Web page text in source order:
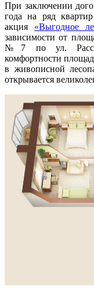
При заключении
года на ряд
акция «Выгодное
зависимости от
№7 по ул.
комфортности
в живописной
открывается